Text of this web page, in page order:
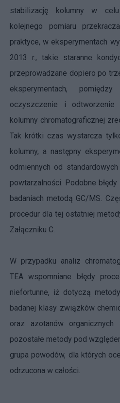
stabilizację kolumny w
kolejnego pomiaru
praktyce, w eksperymentach
2013 r., takie staranne
przeprowadzane dopiero po
eksperymentach,
oczyszczenie i odtworzenie
kolumny chromatograficznej
Tak krótki czas wystarcza
kolumny, a następny
odmiennych od
powtarzalności. Podobne
badaniach metodą GC/MS.
procedur dla tej ostatniej
Załączniku C.
W przypadku analiz
TEA wspomniane błędy
niefortunne, iż dotyczą
badanej klasy związków
oraz azotanów
pozostałe metody pod
grupa powodów, dla których
odrzucona w całości.